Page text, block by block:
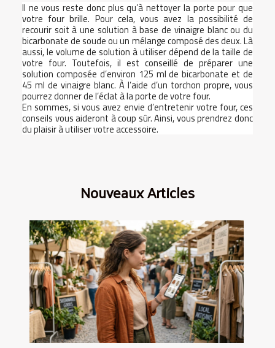
Il ne vous reste donc plus qu’à nettoyer la porte pour que
votre four brille. Pour cela, vous avez la possibilité de
recourir soit à une solution à base de vinaigre blanc ou du
bicarbonate de soude ou un mélange composé des deux. Là
aussi, le volume de solution à utiliser dépend de la taille de
votre four. Toutefois, il est conseillé de préparer une
solution composée d’environ 125 ml de bicarbonate et de
45 ml de vinaigre blanc. À l’aide d’un torchon propre, vous
pourrez donner de l’éclat à la porte de votre four.
En sommes, si vous avez envie d’entretenir votre four, ces
conseils vous aideront à coup sûr. Ainsi, vous prendrez donc
du plaisir à utiliser votre accessoire.
Nouveaux Articles